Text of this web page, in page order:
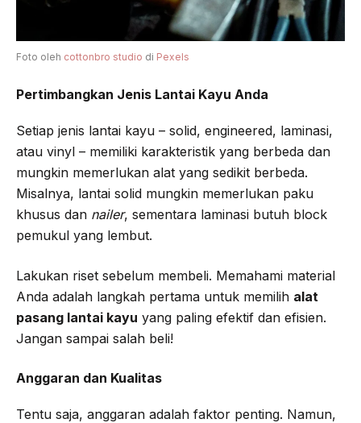
Foto oleh cottonbro studio di Pexels
Pertimbangkan Jenis Lantai Kayu Anda
Setiap jenis lantai kayu – solid, engineered, laminasi,
atau vinyl – memiliki karakteristik yang berbeda dan
mungkin memerlukan alat yang sedikit berbeda.
Misalnya, lantai solid mungkin memerlukan paku
khusus dan nailer, sementara laminasi butuh block
pemukul yang lembut.
Lakukan riset sebelum membeli. Memahami material
Anda adalah langkah pertama untuk memilih alat
pasang lantai kayu yang paling efektif dan efisien.
Jangan sampai salah beli!
Anggaran dan Kualitas
Tentu saja, anggaran adalah faktor penting. Namun,